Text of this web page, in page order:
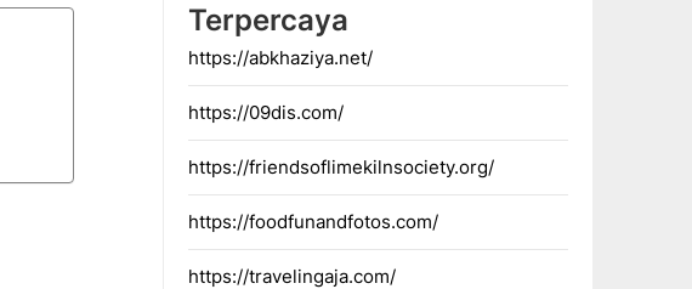
Terpercaya
https://abkhaziya.net/
https://09dis.com/
https://friendsoflimekilnsociety.org/
https://foodfunandfotos.com/
https://travelingaja.com/